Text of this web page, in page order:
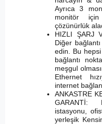
Ayrıca 3
monitör
çözünürlük
HIZLI ŞARJ
Diğer
edin. Bu
bağlantı
meşgul
Ethernet
internet
ANKASTRE
GARANTİ:
istasyonu,
yerleşik